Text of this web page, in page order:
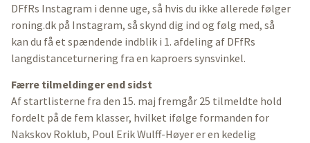
DFfRs Instagram i denne uge, så hvis du ikke allerede følger
roning.dk på Instagram, så skynd dig ind og følg med, så
kan du få et spændende indblik i 1. afdeling af DFfRs
langdistanceturnering fra en kaproers synsvinkel.
Færre tilmeldinger end sidst
Af startlisterne fra den 15. maj fremgår 25 tilmeldte hold
fordelt på de fem klasser, hvilket ifølge formanden for
Nakskov Roklub, Poul Erik Wulff-Høyer er en kedelig